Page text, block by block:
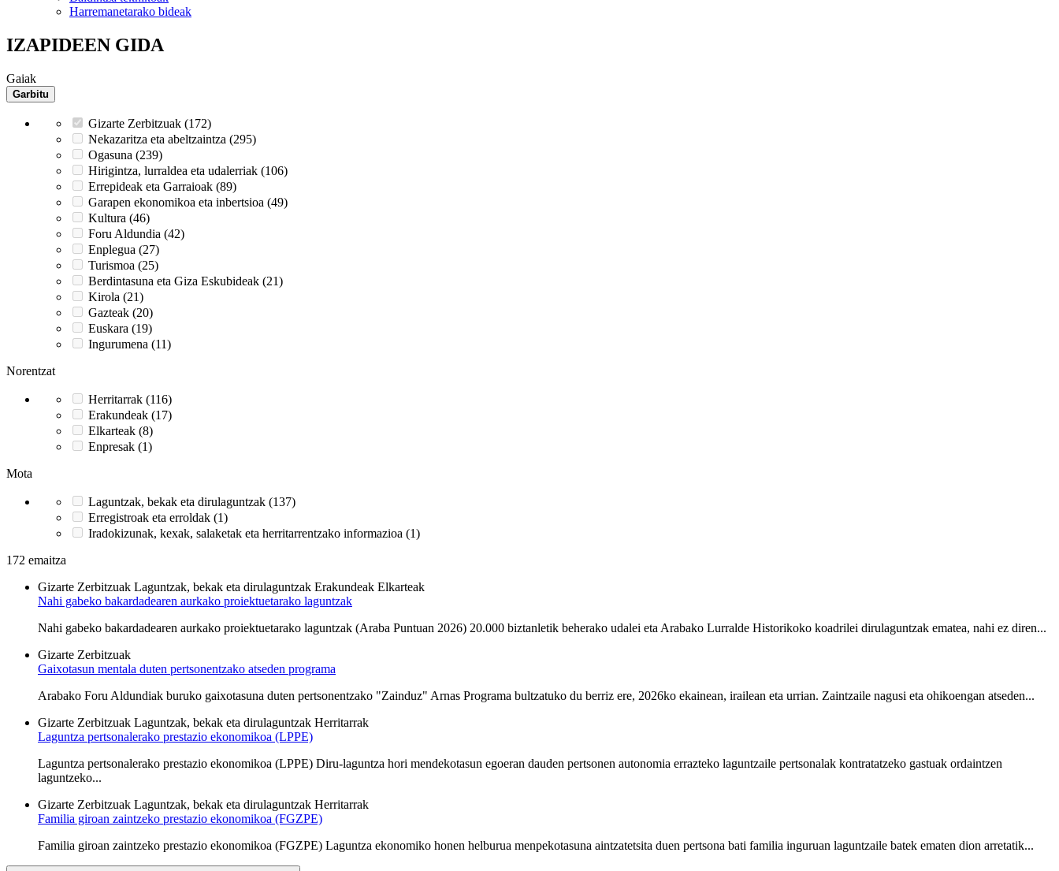
Harremanetarako bideak
IZAPIDEEN GIDA
Gaiak
Garbitu
Gizarte Zerbitzuak (172)
Nekazaritza eta abeltzaintza (295)
Ogasuna (239)
Hirigintza, lurraldea eta udalerriak (106)
Errepideak eta Garraioak (89)
Garapen ekonomikoa eta inbertsioa (49)
Kultura (46)
Foru Aldundia (42)
Enplegua (27)
Turismoa (25)
Berdintasuna eta Giza Eskubideak (21)
Kirola (21)
Gazteak (20)
Euskara (19)
Ingurumena (11)
Norentzat
Herritarrak (116)
Erakundeak (17)
Elkarteak (8)
Enpresak (1)
Mota
Laguntzak, bekak eta dirulaguntzak (137)
Erregistroak eta erroldak (1)
Iradokizunak, kexak, salaketak eta herritarrentzako informazioa (1)
172 emaitza
Gizarte Zerbitzuak Laguntzak, bekak eta dirulaguntzak Erakundeak Elkarteak
Nahi gabeko bakardadearen aurkako proiektuetarako laguntzak
Nahi gabeko bakardadearen aurkako proiektuetarako laguntzak (Araba Puntuan 2026) 20.000 biztanletik beherako udalei eta Arabako Lurralde Historikoko koadrilei dirulaguntzak ematea, nahi ez diren...
Gizarte Zerbitzuak
Gaixotasun mentala duten pertsonentzako atseden programa
Arabako Foru Aldundiak buruko gaixotasuna duten pertsonentzako "Zainduz" Arnas Programa bultzatuko du berriz ere, 2026ko ekainean, irailean eta urrian. Zaintzaile nagusi eta ohikoengan atseden...
Gizarte Zerbitzuak Laguntzak, bekak eta dirulaguntzak Herritarrak
Laguntza pertsonalerako prestazio ekonomikoa (LPPE)
Laguntza pertsonalerako prestazio ekonomikoa (LPPE) Diru-laguntza hori mendekotasun egoeran dauden pertsonen autonomia errazteko laguntzaile pertsonalak kontratatzeko gastuak ordaintzen
laguntzeko...
Gizarte Zerbitzuak Laguntzak, bekak eta dirulaguntzak Herritarrak
Familia giroan zaintzeko prestazio ekonomikoa (FGZPE)
Familia giroan zaintzeko prestazio ekonomikoa (FGZPE) Laguntza ekonomiko honen helburua menpekotasuna aintzatetsita duen pertsona bati familia inguruan laguntzaile batek ematen dion arretatik...